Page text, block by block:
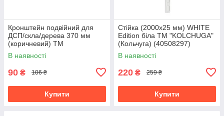
Кронштейн подвійний для
ДСП/скла/дерева 370 мм
(коричневий) ТМ
"KOLCHUGA" (Кольчуга)
(40508290)
В наявності
90 ₴ 106 ₴
Купити
Стійка (2000х25 мм) WHITE
Edition біла ТМ "KOLCHUGA"
(Кольчуга) (40508297)
В наявності
220 ₴ 259 ₴
Купити